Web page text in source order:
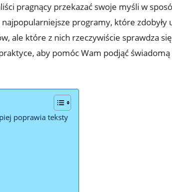
pragnący przekazać swoje myśli w
programy, które
ale które z nich rzeczywiście sprawdza
aby pomóc Wam podjąć
poprawia teksty